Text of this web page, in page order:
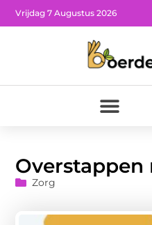
Vrijdag 7 Augustus 2026
Overstappen
Zorg